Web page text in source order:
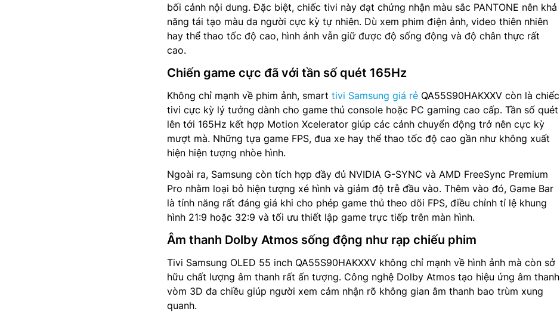
bối cảnh nội dung. Đặc biệt, chiếc tivi này đạt chứng nhận màu sắc PANTONE nên khả
năng tái tạo màu da người cực kỳ tự nhiên. Dù xem phim điện ảnh, video thiên nhiên
hay thể thao tốc độ cao, hình ảnh vẫn giữ được độ sống động và độ chân thực rất
cao.
Chiến game cực đã với tần số quét 165Hz
Không chỉ mạnh về phim ảnh, smart tivi Samsung giá rẻ QA55S90HAKXXV còn là chiếc
tivi cực kỳ lý tưởng dành cho game thủ console hoặc PC gaming cao cấp. Tần số quét
lên tới 165Hz kết hợp Motion Xcelerator giúp các cảnh chuyển động trở nên cực kỳ
mượt mà. Những tựa game FPS, đua xe hay thể thao tốc độ cao gần như không xuất
hiện hiện tượng nhòe hình.
Ngoài ra, Samsung còn tích hợp đầy đủ NVIDIA G-SYNC và AMD FreeSync Premium
Pro nhằm loại bỏ hiện tượng xé hình và giảm độ trễ đầu vào. Thêm vào đó, Game Bar
là tính năng rất đáng giá khi cho phép game thủ theo dõi FPS, điều chỉnh tỉ lệ khung
hình 21:9 hoặc 32:9 và tối ưu thiết lập game trực tiếp trên màn hình.
Âm thanh Dolby Atmos sống động như rạp chiếu phim
Tivi Samsung OLED 55 inch QA55S90HAKXXV không chỉ mạnh về hình ảnh mà còn sở
hữu chất lượng âm thanh rất ấn tượng. Công nghệ Dolby Atmos tạo hiệu ứng âm thanh
vòm 3D đa chiều giúp người xem cảm nhận rõ không gian âm thanh bao trùm xung
quanh.